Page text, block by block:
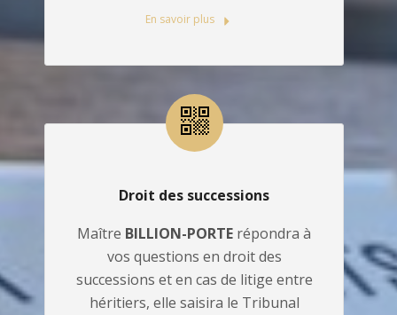
En savoir plus
Droit des successions
Maître BILLION-PORTE répondra à
vos questions en droit des
successions et en cas de litige entre
héritiers, elle saisira le Tribunal